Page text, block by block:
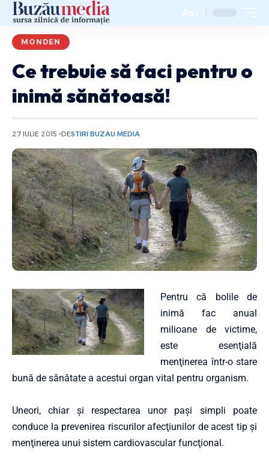
Aa
MONDEN
Ce trebuie să faci pentru o
inimă sănătoasă!
27 IULIE 2015 DESTIRI BUZAU MEDIA
Pentru că bolile de
inimă fac anual
milioane de victime,
este esenţială
menţinerea într-o stare
bună de sănătate a acestui organ vital pentru organism.
Uneori, chiar şi respectarea unor paşi simpli poate
conduce la prevenirea riscurilor afecţiunilor de acest tip şi
menţinerea unui sistem cardiovascular funcţional.